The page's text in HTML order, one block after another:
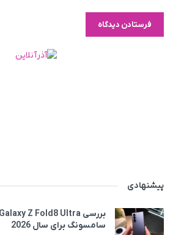
پیشنهادی
سامسونگ برای سال 2026